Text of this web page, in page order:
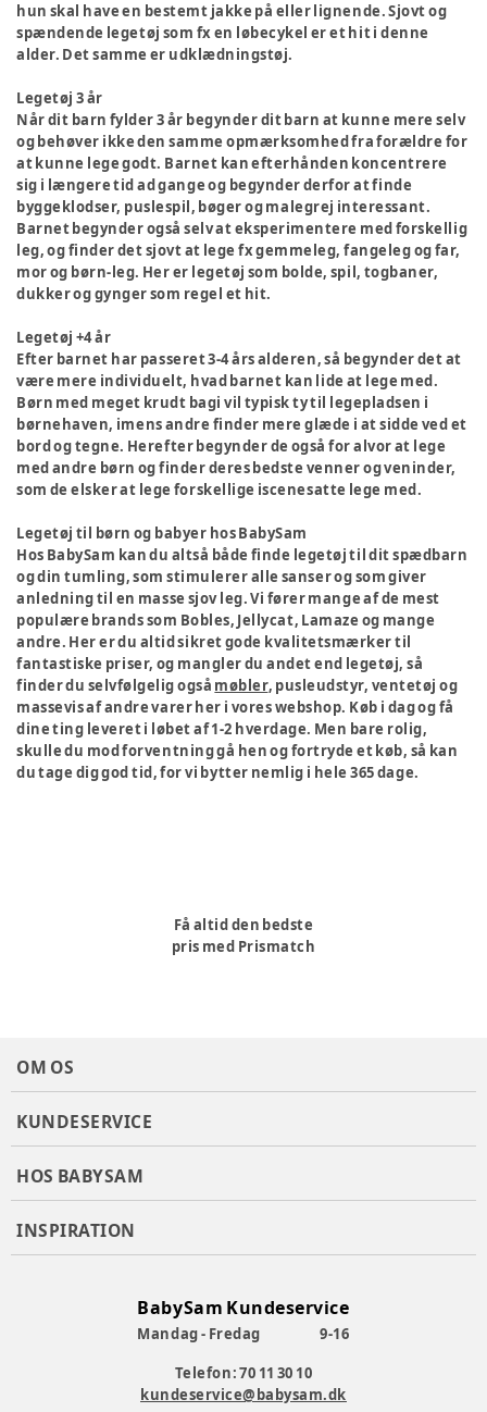
hun skal have en bestemt jakke på eller lignende. Sjovt og
spændende legetøj som fx en løbecykel er et hit i denne
alder. Det samme er udklædningstøj.
Legetøj 3 år
Når dit barn fylder 3 år begynder dit barn at kunne mere selv
og behøver ikke den samme opmærksomhed fra forældre for
at kunne lege godt. Barnet kan efterhånden koncentrere
sig i længere tid ad gange og begynder derfor at finde
byggeklodser, puslespil, bøger og malegrej interessant.
Barnet begynder også selv at eksperimentere med forskellig
leg, og finder det sjovt at lege fx gemmeleg, fangeleg og far,
mor og børn-leg. Her er legetøj som bolde, spil, togbaner,
dukker og gynger som regel et hit.
Legetøj +4 år
Efter barnet har passeret 3-4 års alderen, så begynder det at
være mere individuelt, hvad barnet kan lide at lege med.
Børn med meget krudt bagi vil typisk ty til legepladsen i
børnehaven, imens andre finder mere glæde i at sidde ved et
bord og tegne. Herefter begynder de også for alvor at lege
med andre børn og finder deres bedste venner og veninder,
som de elsker at lege forskellige iscenesatte lege med.
Legetøj til børn og babyer hos BabySam
Hos BabySam kan du altså både finde legetøj til dit spædbarn
og din tumling, som stimulerer alle sanser og som giver
anledning til en masse sjov leg. Vi fører mange af de mest
populære brands som Bobles, Jellycat, Lamaze og mange
andre. Her er du altid sikret gode kvalitetsmærker til
fantastiske priser, og mangler du andet end legetøj, så
finder du selvfølgelig også møbler, pusleudstyr, ventetøj og
massevis af andre varer her i vores webshop. Køb i dag og få
dine ting leveret i løbet af 1-2 hverdage. Men bare rolig,
skulle du mod forventning gå hen og fortryde et køb, så kan
du tage dig god tid, for vi bytter nemlig i hele 365 dage.
Få altid den bedste
pris med Prismatch
OM OS
KUNDESERVICE
HOS BABYSAM
INSPIRATION
BabySam Kundeservice
Mandag - Fredag
9-16
Telefon: 70 11 30 10
kundeservice@babysam.dk